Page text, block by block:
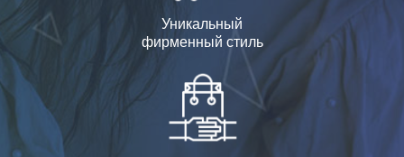
Уникальный
фирменный стиль